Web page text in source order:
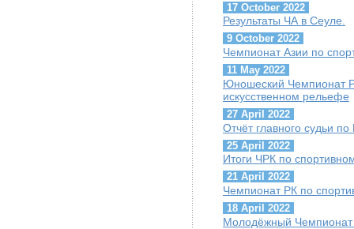
17 October 2022
Результаты ЧА в Сеуле.
9 October 2022
Чемпионат Азии по
11 May 2022
Юношеский Чемпионат
искусственном рельефе
27 April 2022
Отчёт главного судьи
25 April 2022
Итоги ЧРК по
21 April 2022
Чемпионат РК по
18 April 2022
Молодёжный Чемпионат